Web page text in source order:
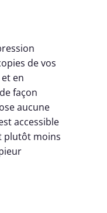
de vos
en
façon
aucune
accessible
plutôt moins